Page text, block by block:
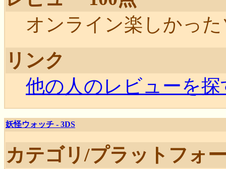
オンライン楽しかった
リンク
他の人のレビューを探
妖怪ウォッチ - 3DS
カテゴリ/プラットフォ